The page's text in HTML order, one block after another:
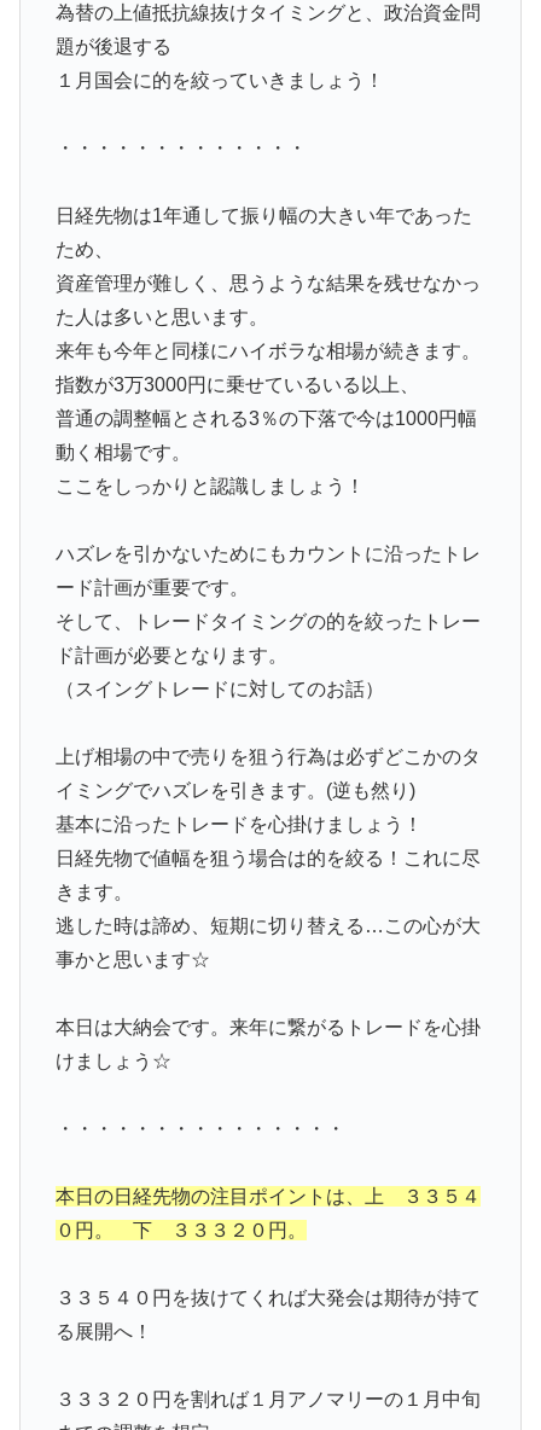
為替の上値抵抗線抜けタイミングと、政治資金問
題が後退する
１月国会に的を絞っていきましょう！
・・・・・・・・・・・・・
日経先物は1年通して振り幅の大きい年であった
ため、
資産管理が難しく、思うような結果を残せなかっ
た人は多いと思います。
来年も今年と同様にハイボラな相場が続きます。
指数が3万3000円に乗せているいる以上、
普通の調整幅とされる3％の下落で今は1000円幅
動く相場です。
ここをしっかりと認識しましょう！
ハズレを引かないためにもカウントに沿ったトレ
ード計画が重要です。
そして、トレードタイミングの的を絞ったトレー
ド計画が必要となります。
（スイングトレードに対してのお話）
上げ相場の中で売りを狙う行為は必ずどこかのタ
イミングでハズレを引きます。(逆も然り)
基本に沿ったトレードを心掛けましょう！
日経先物で値幅を狙う場合は的を絞る！これに尽
きます。
逃した時は諦め、短期に切り替える…この心が大
事かと思います☆
本日は大納会です。来年に繋がるトレードを心掛
けましょう☆
・・・・・・・・・・・・・・・
本日の日経先物の注目ポイントは、上 ３３５４
０円。 下 ３３３２０円。
３３５４０円を抜けてくれば大発会は期待が持て
る展開へ！
３３３２０円を割れば１月アノマリーの１月中旬